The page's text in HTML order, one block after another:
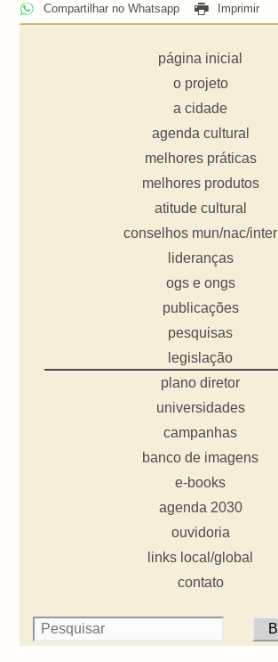
Compartilhar no Whatsapp
Imprimir
página inicial
o projeto
a cidade
agenda cultural
melhores práticas
melhores produtos
atitude cultural
conselhos mun/nac/inter
lideranças
ogs e ongs
publicações
pesquisas
legislação
plano diretor
universidades
campanhas
banco de imagens
e-books
agenda 2030
ouvidoria
links local/global
contato